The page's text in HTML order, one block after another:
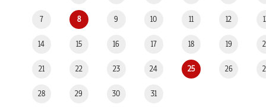
7 8 9 10 11 12
14 15 16 17 18 19
21 22 23 24 25 26
28 29 30 31